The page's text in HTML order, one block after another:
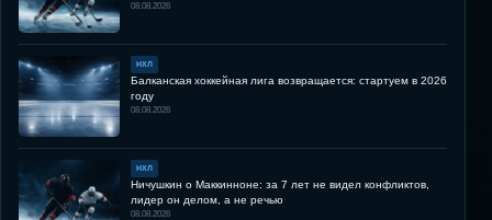
08.08.2026
НХЛ
Балканская хоккейная лига возвращается: стартуем в 2026
году
08.08.2026
НХЛ
Ничушкин о Маккинноне: за 7 лет не видел конфликтов,
лидер он делом, а не речью
08.08.2026